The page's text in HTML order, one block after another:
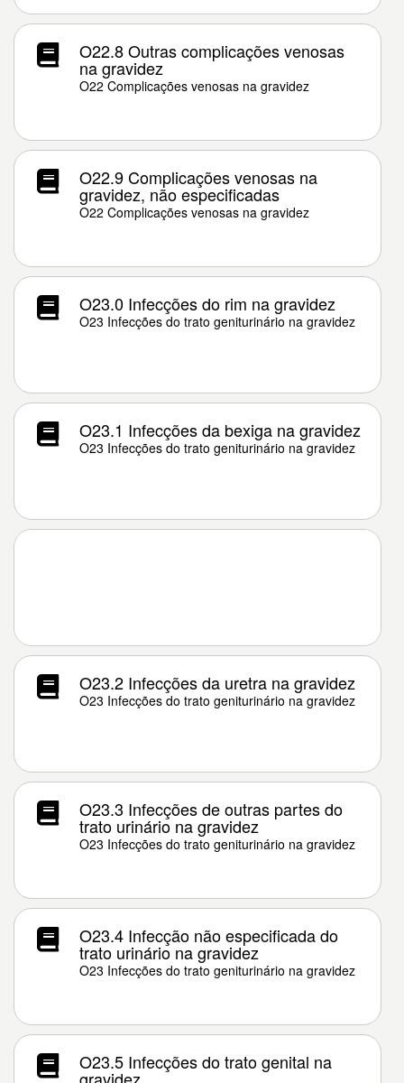
O22.8 Outras complicações venosas
na gravidez
O22 Complicações venosas na gravidez
O22.9 Complicações venosas na
gravidez, não especificadas
O22 Complicações venosas na gravidez
O23.0 Infecções do rim na gravidez
O23 Infecções do trato geniturinário na gravidez
O23.1 Infecções da bexiga na gravidez
O23 Infecções do trato geniturinário na gravidez
O23.2 Infecções da uretra na gravidez
O23 Infecções do trato geniturinário na gravidez
O23.3 Infecções de outras partes do
trato urinário na gravidez
O23 Infecções do trato geniturinário na gravidez
O23.4 Infecção não especificada do
trato urinário na gravidez
O23 Infecções do trato geniturinário na gravidez
O23.5 Infecções do trato genital na